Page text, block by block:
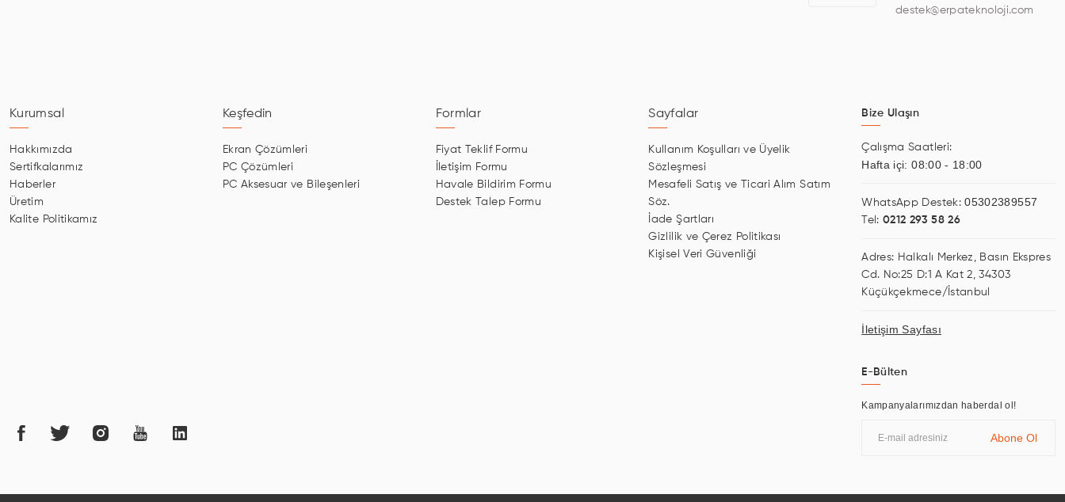
destek@erpateknoloji.com
Kurumsal
Hakkımızda
Sertifkalarımız
Haberler
Üretim
Kalite Politikamız
Keşfedin
Ekran Çözümleri
PC Çözümleri
PC Aksesuar ve Bileşenleri
Formlar
Fiyat Teklif Formu
İletişim Formu
Havale Bildirim Formu
Destek Talep Formu
Sayfalar
Kullanım Koşulları ve Üyelik
Sözleşmesi
Mesafeli Satış ve Ticari Alım Satım
Söz.
İade Şartları
Gizlilik ve Çerez Politikası
Kişisel Veri Güvenliği
Bize Ulaşın
Çalışma Saatleri:
Hafta içi: 08:00 - 18:00
WhatsApp Destek:05302389557
Tel: 0212 293 58 26
Adres: Halkalı Merkez, Basın Ekspres
Cd. No:25 D:1 A Kat 2, 34303
Küçükçekmece/İstanbul
İletişim Sayfası
E-Bülten
Kampanyalarımızdan haberdal ol!
Abone Ol